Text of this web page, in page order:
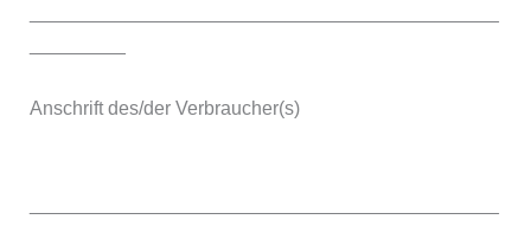
Anschrift des/der Verbraucher(s)